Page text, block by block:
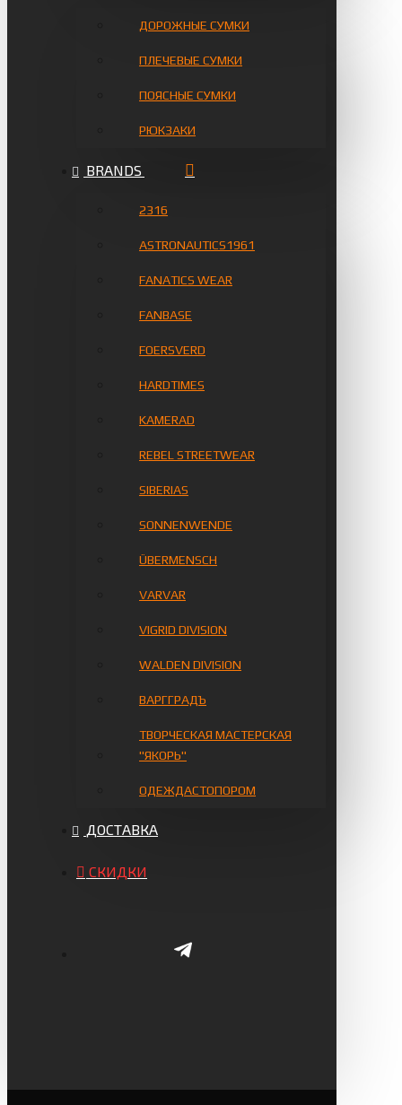
ДОРОЖНЫЕ СУМКИ
ПЛЕЧЕВЫЕ СУМКИ
ПОЯСНЫЕ СУМКИ
РЮКЗАКИ
BRANDS
2316
ASTRONAUTICS1961
FANATICS WEAR
FANBASE
FOERSVERD
HARDTIMES
KAMERAD
REBEL STREETWEAR
SIBERIAS
SONNENWENDE
ÜBERMENSCH
VARVAR
VIGRID DIVISION
WALDEN DIVISION
ВАРГГРАДЪ
ТВОРЧЕСКАЯ МАСТЕРСКАЯ
"ЯКОРЬ"
ОДЕЖДАСТОПОРОМ
ДОСТАВКА
СКИДКИ